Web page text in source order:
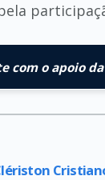
com o apoio